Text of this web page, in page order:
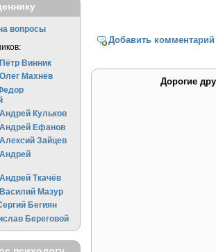
Добавить комментарий
Дорогие
вопросы
Винник
Махнёв
Кульков
Ефанов
Зайцев
Ткачёв
Мазур
Бегиян
Береговой